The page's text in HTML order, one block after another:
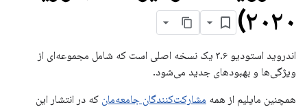
۲۰۲۰)
اندروید استودیو ۳.۶ یک نسخه اصلی است که شامل مجموعه‌ای از
ویژگی‌ها و بهبودهای جدید می‌شود.
همچنین مایلیم از همه مشارکت‌کنندگان جامعه‌مان که در انتشار این